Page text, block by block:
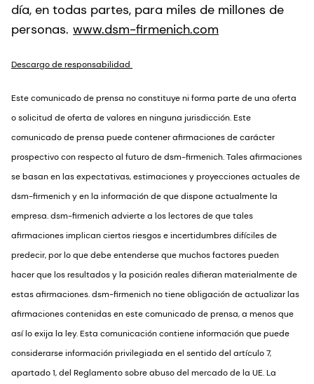
día, en todas partes, para miles de millones de
personas. www.dsm-firmenich.com
Descargo de responsabilidad
Este comunicado de prensa no constituye ni forma parte de una oferta
o solicitud de oferta de valores en ninguna jurisdicción. Este
comunicado de prensa puede contener afirmaciones de carácter
prospectivo con respecto al futuro de dsm-firmenich. Tales afirmaciones
se basan en las expectativas, estimaciones y proyecciones actuales de
dsm-firmenich y en la información de que dispone actualmente la
empresa. dsm-firmenich advierte a los lectores de que tales
afirmaciones implican ciertos riesgos e incertidumbres difíciles de
predecir, por lo que debe entenderse que muchos factores pueden
hacer que los resultados y la posición reales difieran materialmente de
estas afirmaciones. dsm-firmenich no tiene obligación de actualizar las
afirmaciones contenidas en este comunicado de prensa, a menos que
así lo exija la ley. Esta comunicación contiene información que puede
considerarse información privilegiada en el sentido del artículo 7,
apartado 1, del Reglamento sobre abuso del mercado de la UE. La